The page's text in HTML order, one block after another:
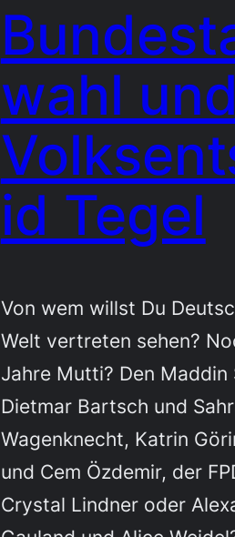
wahl und
id Tegel
Von wem willst Du
Welt vertreten sehen?
Jahre Mutti? Den Maddin
Dietmar Bartsch und
Wagenknecht, Katrin
und Cem Özdemir, der
Crystal Lindner oder